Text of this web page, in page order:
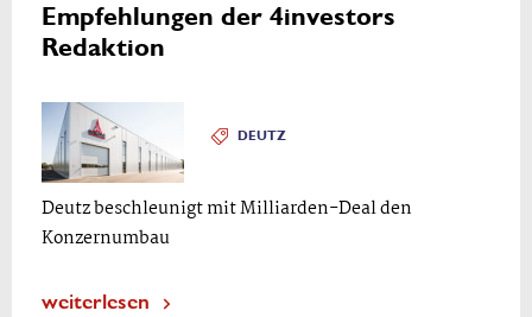
Empfehlungen der 4investors
Redaktion
DEUTZ
Deutz beschleunigt mit Milliarden-Deal den
Konzernumbau
weiterlesen